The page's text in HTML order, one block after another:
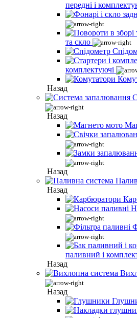
передні і
та скло
комплектуючі
Назад
Назад
Назад
Назад
паливний і
Назад
Назад